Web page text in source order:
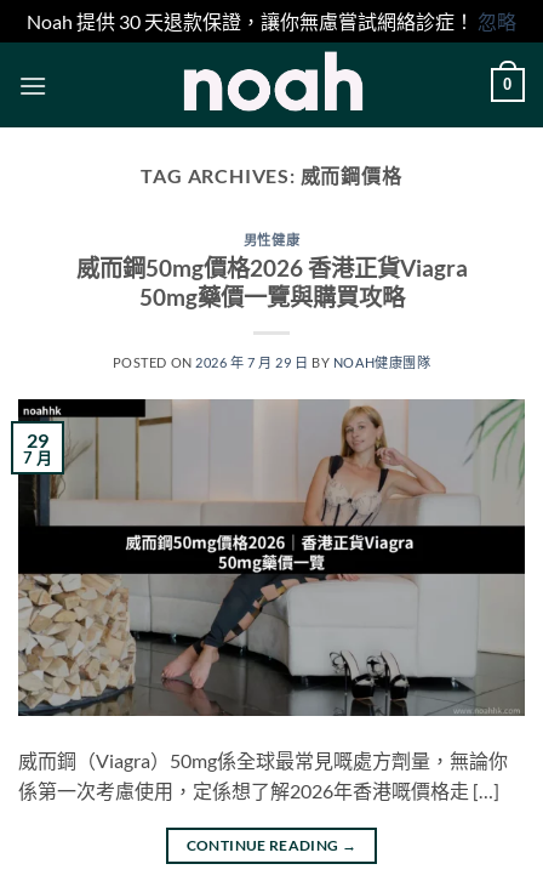
Noah 提供 30 天退款保證，讓你無慮嘗試網絡診症！ 忽略
0
TAG ARCHIVES: 威而鋼價格
男性健康
威而鋼50mg價格2026 香港正貨Viagra
50mg藥價一覽與購買攻略
POSTED ON 2026 年 7 月 29 日 BY NOAH健康團隊
29
7 月
威而鋼（Viagra）50mg係全球最常見嘅處方劑量，無論你
係第一次考慮使用，定係想了解2026年香港嘅價格走 […]
CONTINUE READING →